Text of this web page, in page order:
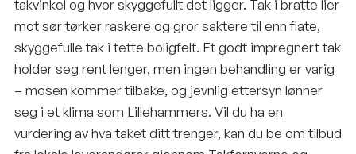
takvinkel og hvor skyggefullt det ligger. Tak i bratte lier
mot sør tørker raskere og gror saktere til enn flate,
skyggefulle tak i tette boligfelt. Et godt impregnert tak
holder seg rent lenger, men ingen behandling er varig
– mosen kommer tilbake, og jevnlig ettersyn lønner
seg i et klima som Lillehammers. Vil du ha en
vurdering av hva taket ditt trenger, kan du be om tilbud